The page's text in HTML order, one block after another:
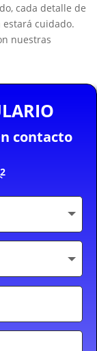
cada detalle de
cuidado.
nuestras
contacto